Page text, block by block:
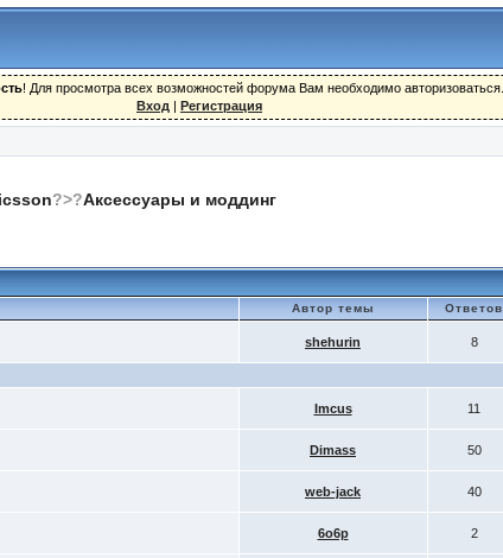
! Для просмотра всех возможностей форума Вам необходимо авторизоваться.
Вход | Регистрация
?>?Аксессуары и моддинг
Автор темы Ответов
shehurin 8
Imcus 11
Dimass 50
web-jack 40
6o6p 2